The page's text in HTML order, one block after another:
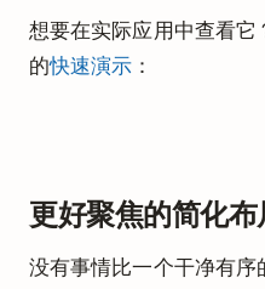
想要在实际应用中查看
的快速演示 ：
更好聚焦的简化
没有事情比一个干净有